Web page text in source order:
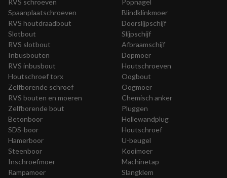
RVS schroeven
Spaanplaatschroeven
RVS houtdraadbout
Slotbout
RVS slotbout
Inbusbouten
RVS inbusbout
Houtschroef torx
Zelfborende schroef
RVS bouten en moeren
Zelfborende bout
Betonboor
SDS-boor
Hamerboor
Steenboor
Popnagel
Blindklinkmoer
Doorslijpschijf
Slijpschijf
Afbraamschijf
Dopmoer
Houtschroeven
Oogbout
Oogmoer
Chemisch anker
Pluggen
Hollewandplug
Houtschroef
U-beugel
Kooimoer
Inschroefmoer
Rampamoer
Machinetap
Slangklem